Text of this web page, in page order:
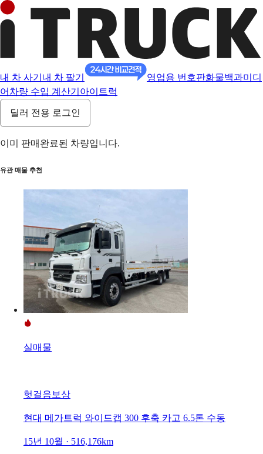
내 차 사기 내 차 팔기 영업용 번호판화물백과미디
어 차량 수입 계산기 아이트럭
딜러 전용 로그인
이미 판매완료된 차량입니다.
유관 매물 추천
실매물
헛걸음보상
현대 메가트럭 와이드캡 300 후축 카고 6.5톤 수동
15년 10월 · 516,176km